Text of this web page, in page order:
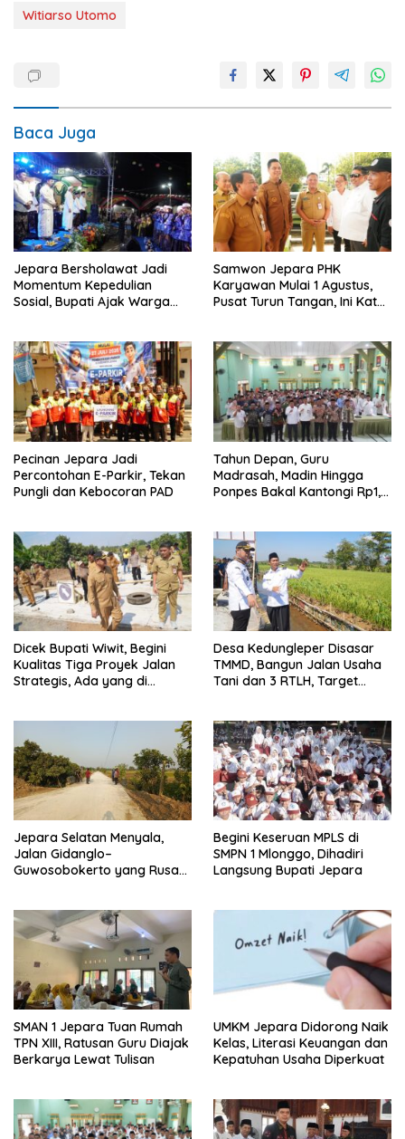
Witiarso Utomo
Baca Juga
Jepara Bersholawat Jadi
Momentum Kepedulian
Sosial, Bupati Ajak Warga
Samwon Jepara PHK
Karyawan Mulai 1 Agustus,
Pusat Turun Tangan, Ini Kata
Pecinan Jepara Jadi
Percontohan E-Parkir, Tekan
Pungli dan Kebocoran PAD
Tahun Depan, Guru
Madrasah, Madin Hingga
Ponpes Bakal Kantongi Rp1,2
Dicek Bupati Wiwit, Begini
Kualitas Tiga Proyek Jalan
Strategis, Ada yang di
Desa Kedungleper Disasar
TMMD, Bangun Jalan Usaha
Tani dan 3 RTLH, Target
Jepara Selatan Menyala,
Jalan Gidanglo–
Guwosobokerto yang Rusak
Begini Keseruan MPLS di
SMPN 1 Mlonggo, Dihadiri
Langsung Bupati Jepara
SMAN 1 Jepara Tuan Rumah
TPN XIII, Ratusan Guru Diajak
Berkarya Lewat Tulisan
UMKM Jepara Didorong Naik
Kelas, Literasi Keuangan dan
Kepatuhan Usaha Diperkuat